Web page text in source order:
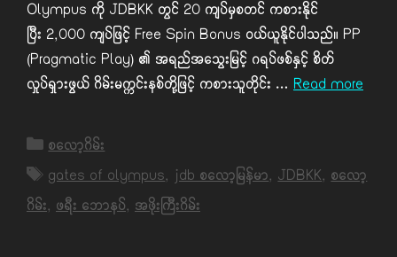
Olympus ကို JDBKK တွင် 20 ကျပ်မှစတင် ကစားနိုင်
ပြီး 2,000 ကျပ်ဖြင့် Free Spin Bonus ဝယ်ယူနိုင်ပါသည်။ PP
(Pragmatic Play) ၏ အရည်အသွေးမြင့် ဂရပ်ဖစ်နှင့် စိတ်
လှုပ်ရှားဖွယ် ဂိမ်းမက္ကင်းနစ်တို့ဖြင့် ကစားသူတိုင်း … Read more
Categories
စလော့ဂိမ်း
Tags
gates of olympus, jdb စလော့မြန်မာ,JDBKK,စလော့
ဂိမ်း, ဖရီး ဘောနပ်, အဖိုးကြီးဂိမ်း